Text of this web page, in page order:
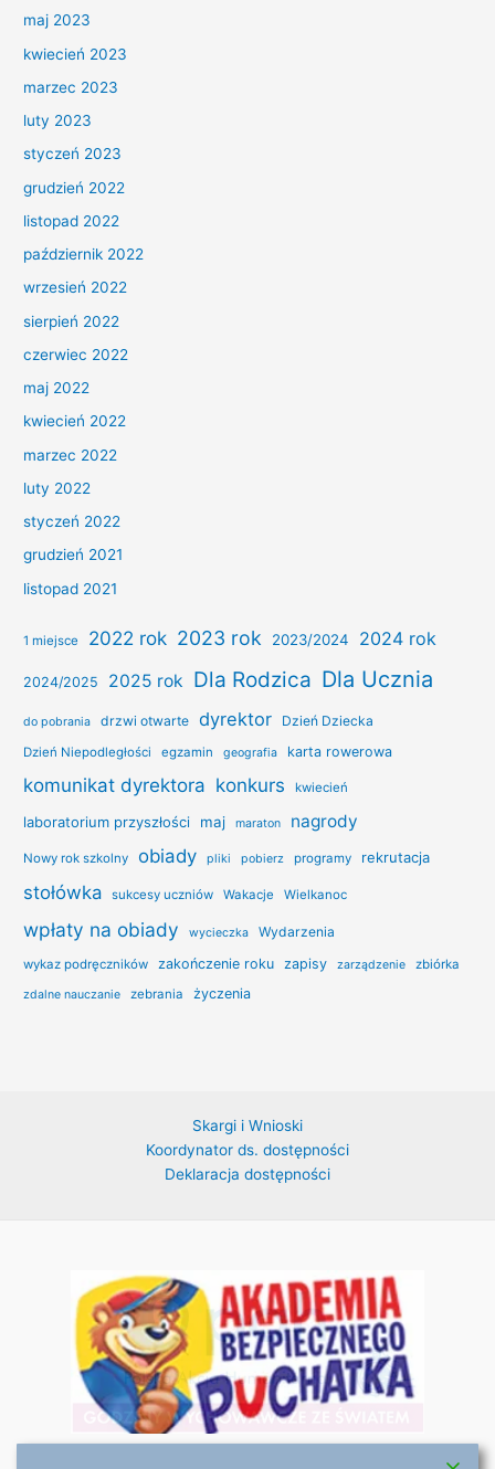
maj 2023
kwiecień 2023
marzec 2023
luty 2023
styczeń 2023
grudzień 2022
listopad 2022
październik 2022
wrzesień 2022
sierpień 2022
czerwiec 2022
maj 2022
kwiecień 2022
marzec 2022
luty 2022
styczeń 2022
grudzień 2021
listopad 2021
1 miejsce 2022 rok 2023 rok 2023/2024 2024 rok
2024/2025 2025 rok Dla Rodzica Dla Ucznia
do pobrania drzwi otwarte dyrektor Dzień Dziecka
Dzień Niepodległości egzamin geografia karta rowerowa
komunikat dyrektora konkurs kwiecień
laboratorium przyszłości maj maraton nagrody
Nowy rok szkolny obiady pliki pobierz programy rekrutacja
stołówka sukcesy uczniów Wakacje Wielkanoc
wpłaty na obiady wycieczka Wydarzenia
wykaz podręczników zakończenie roku zapisy zarządzenie zbiórka
zdalne nauczanie zebrania życzenia
Skargi i Wnioski
Koordynator ds. dostępności
Deklaracja dostępności